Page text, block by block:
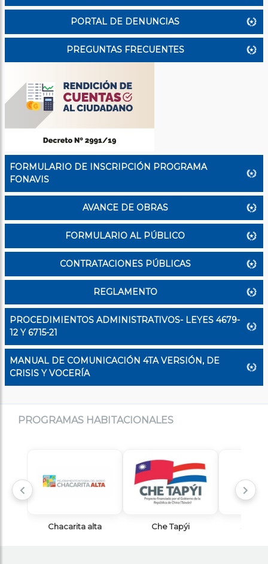
PORTAL DE DENUNCIAS
PREGUNTAS FRECUENTES
FORMULARIO DE INSCRIPCIÓN PROGRAMA
FONAVIS
AVANCE DE OBRAS
FORMULARIO AL PÚBLICO
CONTRATACIONES PÚBLICAS
REGLAMENTO
PROCEDIMIENTOS ADMINISTRATIVOS- LEYES 4679-
12 Y 6715-21
MANUAL DE COMUNICACIÓN 4TA VERSIÓN, DE
CRISIS Y VOCERÍA
PROGRAMAS HABITACIONALES
Che Tapýi San francisco